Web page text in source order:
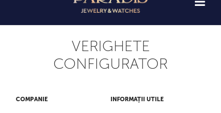
VERIGHETE
CONFIGURATOR
COMPANIE INFORMAȚII UTILE